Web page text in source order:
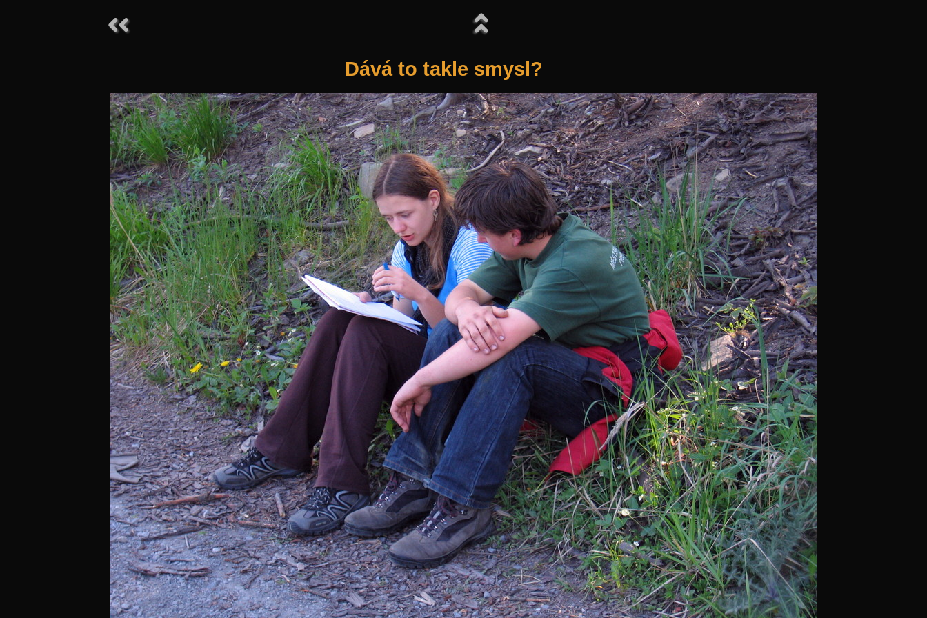
Dává to takle smysl?